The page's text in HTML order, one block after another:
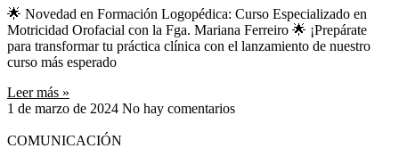
🌟 Novedad en Formación Logopédica: Curso Especializado en
Motricidad Orofacial con la Fga. Mariana Ferreiro 🌟 ¡Prepárate
para transformar tu práctica clínica con el lanzamiento de nuestro
curso más esperado
Leer más »
1 de marzo de 2024 No hay comentarios
COMUNICACIÓN